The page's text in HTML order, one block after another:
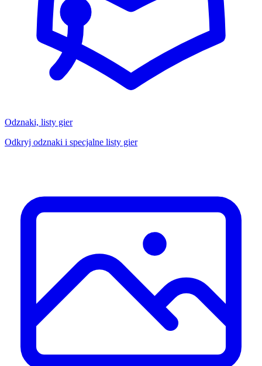
Odznaki, listy gier
Odkryj odznaki i specjalne listy gier